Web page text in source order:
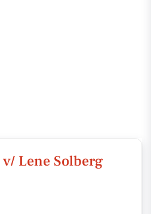
Lene Solberg